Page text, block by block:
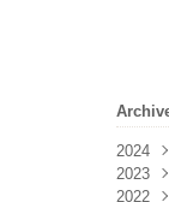
2024
2023
2022